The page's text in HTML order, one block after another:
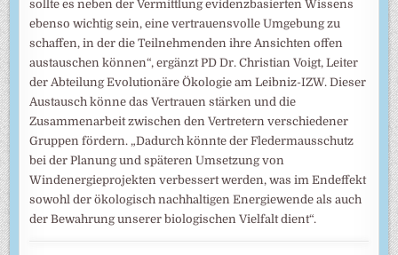
sollte es neben der Vermittlung evidenzbasierten Wissens
ebenso wichtig sein, eine vertrauensvolle Umgebung zu
schaffen, in der die Teilnehmenden ihre Ansichten offen
austauschen können“, ergänzt PD Dr. Christian Voigt, Leiter
der Abteilung Evolutionäre Ökologie am Leibniz-IZW. Dieser
Austausch könne das Vertrauen stärken und die
Zusammenarbeit zwischen den Vertretern verschiedener
Gruppen fördern. „Dadurch könnte der Fledermausschutz
bei der Planung und späteren Umsetzung von
Windenergieprojekten verbessert werden, was im Endeffekt
sowohl der ökologisch nachhaltigen Energiewende als auch
der Bewahrung unserer biologischen Vielfalt dient“.